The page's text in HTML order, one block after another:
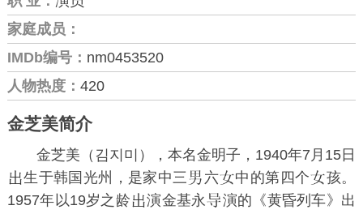
家庭成员：
IMDb编号： nm0453520
人物热度： 420
金芝美简介
金芝美（김지미），本名金明子，1940年7月15日
生于韩国光州 ，是家中三 六 中的第四个
孩。
1957年以19岁之龄
演金基永 演的《黄昏列车》出